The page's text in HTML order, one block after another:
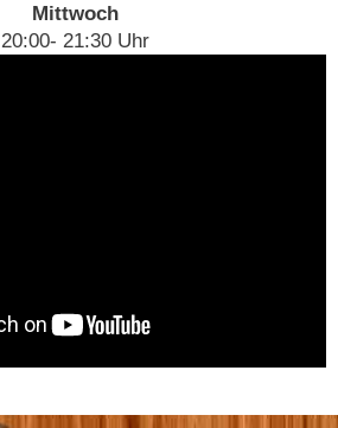
Mittwoch
20:00- 21:30 Uhr